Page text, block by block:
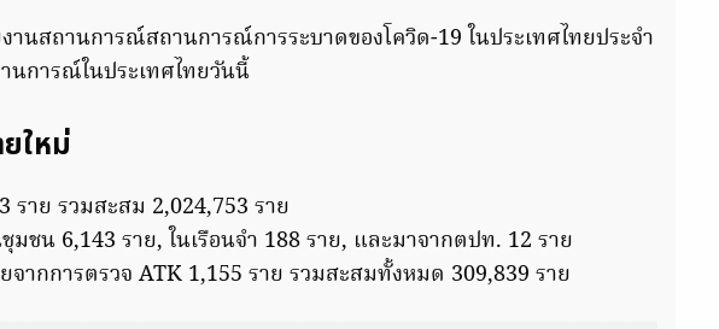
านสถานการณ์สถานการณ์การระบาดของโควิด-19 ในประเทศไทยประจำ
การณ์ในประเทศไทยวันนี้
ใหม่
ราย รวมสะสม 2,024,753 ราย
มชน 6,143 ราย, ในเรือนจำ 188 ราย, และมาจากตปท. 12 ราย
จากการตรวจ ATK 1,155 ราย รวมสะสมทั้งหมด 309,839 ราย